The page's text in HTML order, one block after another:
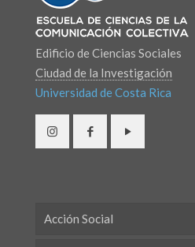
Edificio de Ciencias Sociales
Ciudad de la Investigación
Universidad de Costa Rica
Acción Social